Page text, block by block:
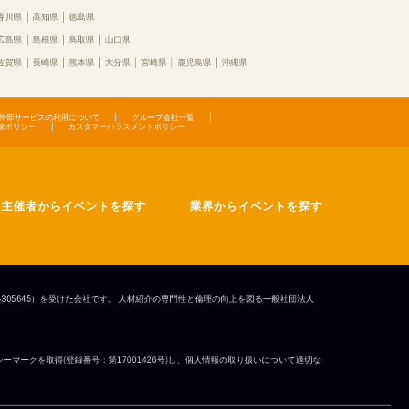
川県 高知県 徳島県
島県 島根県 鳥取県 山口県
賀県 長崎県 熊本県 大分県 宮崎県 鹿児島県 沖縄県
部サービスの利用について
グループ会社一覧
ポリシー カスタマーハラスメントポリシー
主催者からイベントを探す 業界からイベントを探す